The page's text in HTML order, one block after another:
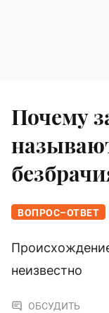
Почему
ВОПРОС–ОТВЕТ
неизвестно
ОБСУДИТЬ